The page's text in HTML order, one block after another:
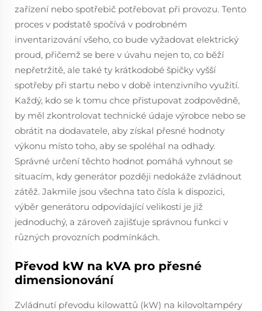
zařízení nebo spotřebič potřebovat při provozu. Tento
proces v podstatě spočívá v podrobném
inventarizování všeho, co bude vyžadovat elektrický
proud, přičemž se bere v úvahu nejen to, co běží
nepřetržitě, ale také ty krátkodobé špičky vyšší
spotřeby při startu nebo v době intenzivního využití.
Každý, kdo se k tomu chce přistupovat zodpovědně,
by měl zkontrolovat technické údaje výrobce nebo se
obrátit na dodavatele, aby získal přesné hodnoty
výkonu místo toho, aby se spoléhal na odhady.
Správné určení těchto hodnot pomáhá vyhnout se
situacím, kdy generátor později nedokáže zvládnout
zátěž. Jakmile jsou všechna tato čísla k dispozici,
výběr generátoru odpovídající velikosti je již
jednoduchý, a zároveň zajišťuje správnou funkci v
různých provozních podmínkách.
Převod kW na kVA pro přesné
dimensionování
Zvládnutí převodu kilowattů (kW) na kilovoltampéry